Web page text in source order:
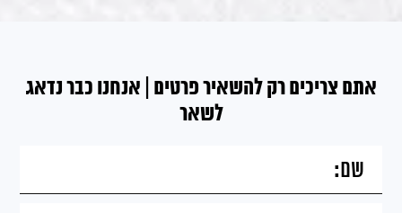
אתם צריכים רק להשאיר פרטים | אנחנו כבר נדאג
לשאר